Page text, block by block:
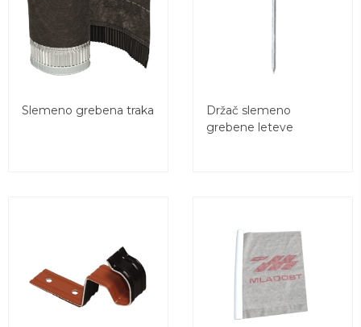
Slemeno grebena traka
Držač slemeno
grebene leteve